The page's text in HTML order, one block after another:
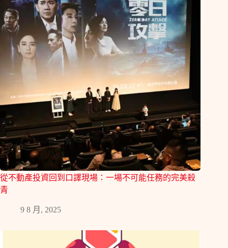
從不動產投資回到口譯現場：一場不可能任務的完美殺
青
9 8 月, 2025